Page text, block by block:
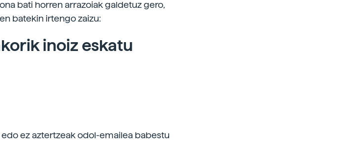
bati horren arrazoiak galdetuz gero,
batekin irtengo zaizu:
inoiz eskatu
ez aztertzeak odol-emailea babestu